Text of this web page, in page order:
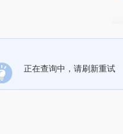
正在查询中，请刷新重试